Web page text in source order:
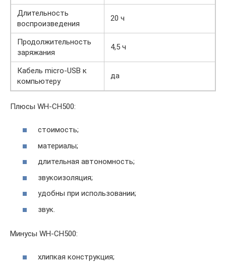
Длительность
воспроизведения
20 ч
Продолжительность
заряжания
4,5 ч
Кабель micro-USB к
компьютеру
да
Плюсы WH-CH500:
стоимость;
материалы;
длительная автономность;
звукоизоляция;
удобны при использовании;
звук.
Минусы WH-CH500:
хлипкая конструкция;